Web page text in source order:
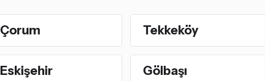
Çorum Tekkeköy
Eskişehir Gölbaşı